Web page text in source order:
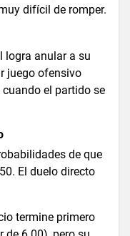
difícil de romper.
logra anular a su
juego ofensivo
el partido se
de que
El duelo directo
termine primero